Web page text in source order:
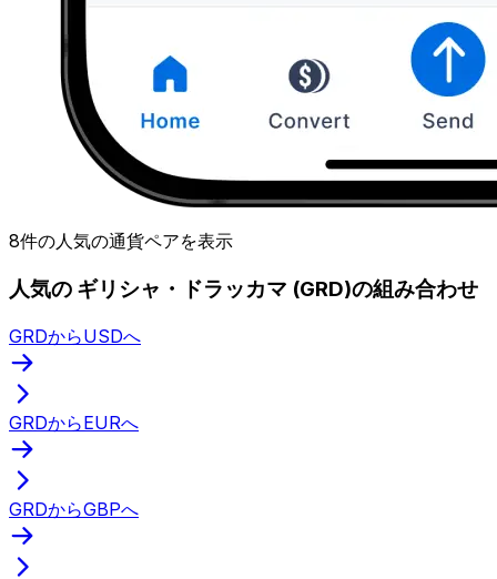
8件の人気の通貨ペアを表示
人気の ギリシャ・ドラッカマ (GRD)の組み合わせ
GRDからUSDへ
GRDからEURへ
GRDからGBPへ